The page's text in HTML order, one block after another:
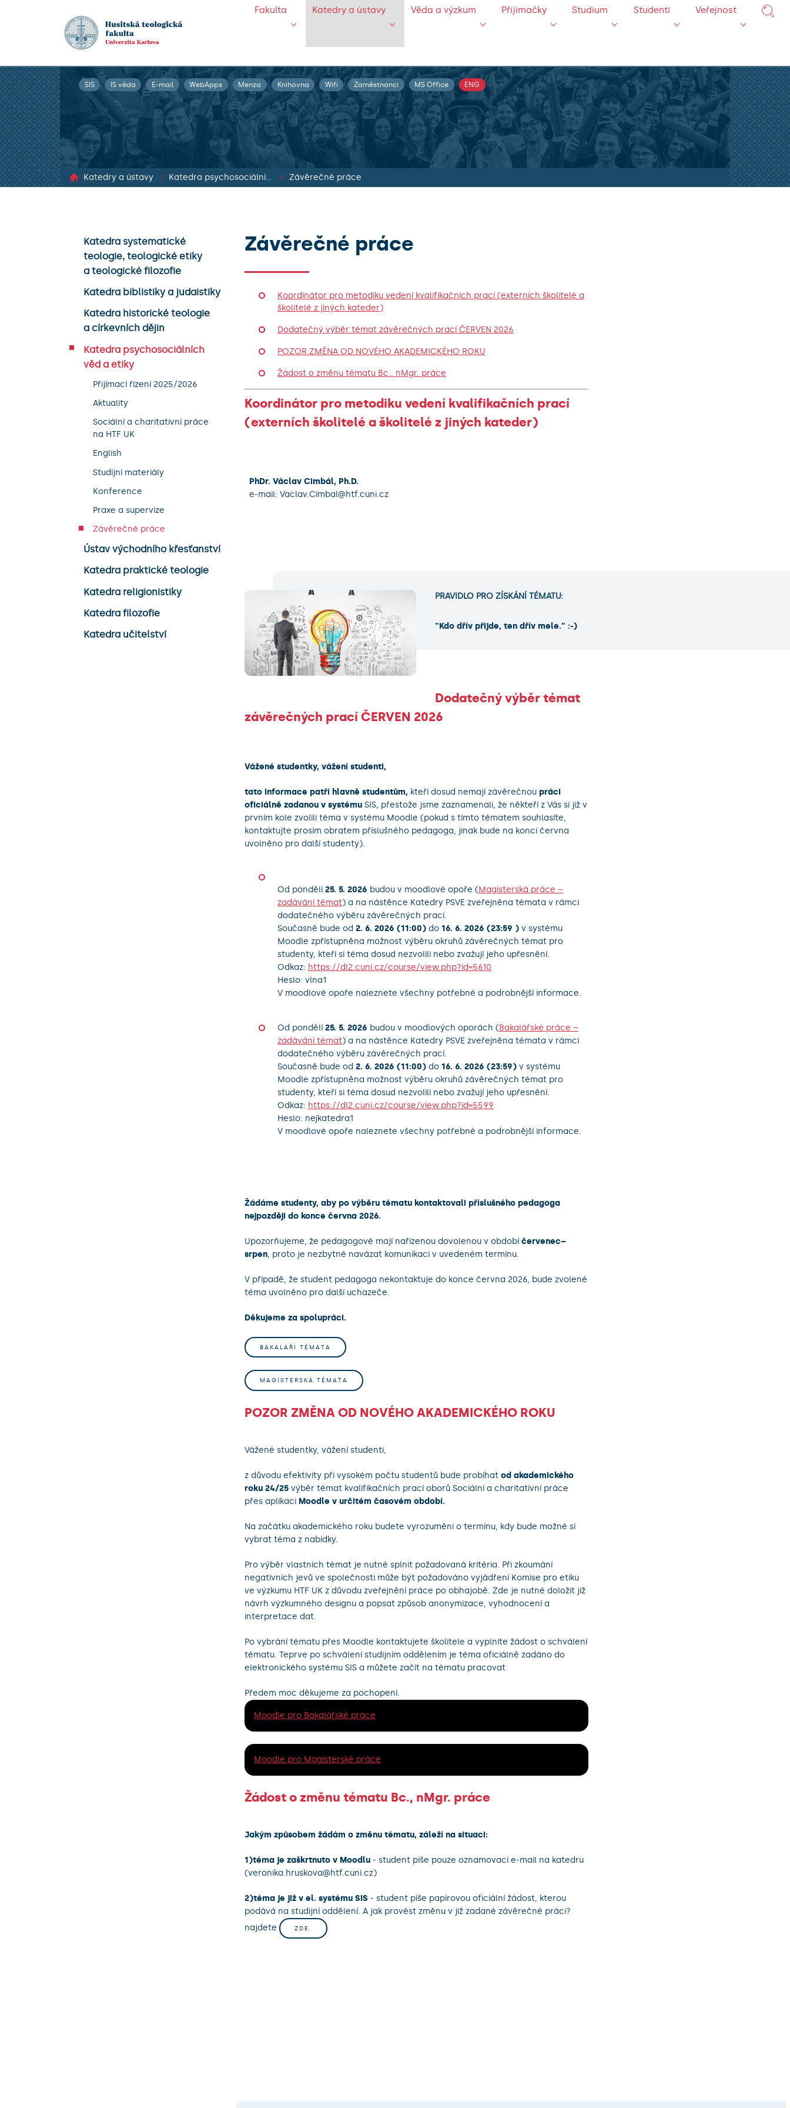
Fakulta Katedry a ústavy Věda a výzkum Přijímačky Studium Studenti Veřejnost
SIS IS věda E-mail WebApps Menza Knihovna Wifi Zaměstnanci MS Office ENG
Katedry a ústavy Katedra psychosociálních věd a etiky Závěrečné práce
Katedra systematické
teologie, teologické etiky
a teologické filozofie
Katedra biblistiky a judaistiky
Katedra historické teologie
a církevních dějin
Katedra psychosociálních
věd a etiky
Přijímací řízení 2025/2026
Aktuality
Sociální a charitativní práce
na HTF UK
English
Studijní materiály
Konference
Praxe a supervize
Závěrečné práce
Ústav východního křesťanství
Katedra praktické teologie
Katedra religionistiky
Katedra filozofie
Katedra učitelství
Závěrečné práce
Koordinátor pro metodiku vedení kvalifikačních prací (externích školitelé a
školitelé z jiných kateder)
Dodatečný výběr témat závěrečných prací ČERVEN 2026
POZOR ZMĚNA OD NOVÉHO AKADEMICKÉHO ROKU
Žádost o změnu tématu Bc., nMgr. práce
Koordinátor pro metodiku vedení kvalifikačních prací
(externích školitelé a školitelé z jiných kateder)
PhDr. Václav Cimbál, Ph.D.
e-mail: Vaclav.Cimbal@htf.cuni.cz
PRAVIDLO PRO ZÍSKÁNÍ TÉMATU:
"Kdo dřív přijde, ten dřív mele." :-)
Dodatečný výběr témat
závěrečných prací ČERVEN 2026
Vážené studentky, vážení studenti,
tato informace patří hlavně studentům, kteří dosud nemají závěrečnou práci
oficiálně zadanou v systémuSIS, přestože jsme zaznamenali, že někteří z Vás si již v
prvním kole zvolili téma v systému Moodle (pokud s tímto tématem souhlasíte,
kontaktujte prosím obratem příslušného pedagoga, jinak bude na konci června
uvolněno pro další studenty).
Od pondělí 25. 5. 2026 budou v moodlové opoře (Magisterská práce –
zadávání témat) a na nástěnce Katedry PSVE zveřejněna témata v rámci
dodatečného výběru závěrečných prací.
Současně bude od 2. 6. 2026 (11:00)do 16. 6. 2026 (23:59 )v systému
Moodle zpřístupněna možnost výběru okruhů závěrečných témat pro
studenty, kteří si téma dosud nezvolili nebo zvažují jeho upřesnění.
Odkaz: https://dl2.cuni.cz/course/view.php?id=5610
Heslo: vlna1
V moodlové opoře naleznete všechny potřebné a podrobnější informace.
Od pondělí 25. 5. 2026 budou v moodlových oporách (Bakalářské práce –
zadávání témat) a na nástěnce Katedry PSVE zveřejněna témata v rámci
dodatečného výběru závěrečných prací.
Současně bude od 2. 6. 2026 (11:00)do 16. 6. 2026 (23:59)v systému
Moodle zpřístupněna možnost výběru okruhů závěrečných témat pro
studenty, kteří si téma dosud nezvolili nebo zvažují jeho upřesnění.
Odkaz: https://dl2.cuni.cz/course/view.php?id=5599
Heslo: nejkatedra1
V moodlové opoře naleznete všechny potřebné a podrobnější informace.
Žádáme studenty, aby po výběru tématu kontaktovali příslušného pedagoga
nejpozději do konce června 2026.
Upozorňujeme, že pedagogové mají nařízenou dovolenou v období červenec–
srpen, proto je nezbytné navázat komunikaci v uvedeném termínu.
V případě, že student pedagoga nekontaktuje do konce června 2026, bude zvolené
téma uvolněno pro další uchazeče.
Děkujeme za spolupráci.
BAKALAŘI TÉMATA
MAGISTERSKÁ TÉMATA
POZOR ZMĚNA OD NOVÉHO AKADEMICKÉHO ROKU
Vážené studentky, vážení studenti,
z důvodu efektivity při vysokém počtu studentů bude probíhat od akademického
roku 24/25výběr témat kvalifikačních prací oborů Sociální a charitativní práce
přes aplikaci Moodle v určitém časovém období.
Na začátku akademického roku budete vyrozuměni o termínu, kdy bude možné si
vybrat téma z nabídky.
Pro výběr vlastních témat je nutné splnit požadovaná kritéria. Při zkoumání
negativních jevů ve společnosti může být požadováno vyjádření Komise pro etiku
ve výzkumu HTF UK z důvodu zveřejnění práce po obhajobě. Zde je nutné doložit již
návrh výzkumného designu a popsat způsob anonymizace, vyhodnocení a
interpretace dat.
Po vybrání tématu přes Moodle kontaktujete školitele a vyplníte žádost o schválení
tématu. Teprve po schválení studijním oddělením je téma oficiálně zadáno do
elektronického systému SIS a můžete začít na tématu pracovat.
Předem moc děkujeme za pochopení.
Moodle pro Bakalářské práce
Moodle pro Magisterské práce
Žádost o změnu tématu Bc., nMgr. práce
Jakým způsobem žádám o změnu tématu, záleží na situaci:
1)téma je zaškrtnuto v Moodlu - student píše pouze oznamovací e-mail na katedru
(veronika.hruskova@htf.cuni.cz)
2)téma je již v el. systému SIS - student píše papírovou oficiální žádost, kterou
podává na studijní oddělení. A jak provést změnu v již zadané závěrečné práci?
najdete
ZDE.